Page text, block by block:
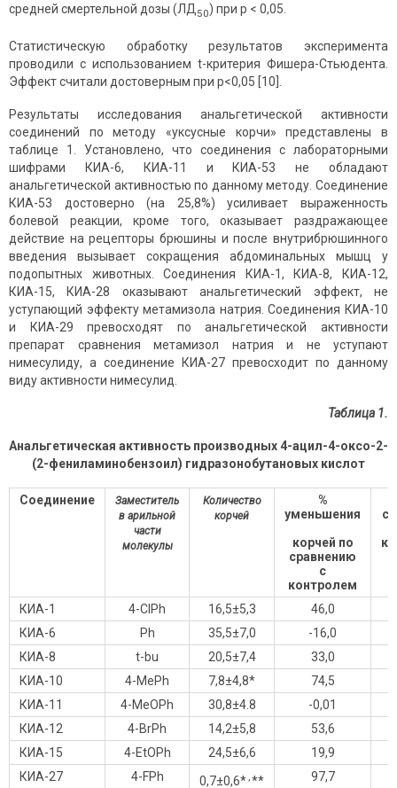
средней смертельной дозы (ЛД 50) при р < 0,05.
Статистическую обработку результатов эксперимента
проводили с использованием t-критерия Фишера-Стьюдента.
Эффект считали достоверным при p<0,05 [10].
Результаты исследования анальгетической активности
соединений по методу «уксусные корчи» представлены в
таблице 1. Установлено, что соединения с лабораторными
шифрами КИА-6, КИА-11 и КИА-53 не обладают
анальгетической активностью по данному методу. Соединение
КИА-53 достоверно (на 25,8%) усиливает выраженность
болевой реакции, кроме того, оказывает раздражающее
действие на рецепторы брюшины и после внутрибрюшинного
введения вызывает сокращения абдоминальных мышц у
подопытных животных. Соединения КИА-1, КИА-8, КИА-12,
КИА-15, КИА-28 оказывают анальгетический эффект, не
уступающий эффекту метамизола натрия. Соединения КИА-10
и КИА-29 превосходят по анальгетической активности
препарат сравнения метамизол натрия и не уступают
нимесулиду, а соединение КИА-27 превосходит по данному
виду активности нимесулид.
Таблица 1.
Анальгетическая активность производных 4-ацил-4-оксо-2-
(2-фениламинобензоил) гидразонобутановых кислот
Соединение
Заместитель
в арильной
части
молекулы
Количество
корчей
%
уменьшения
корчей по
сравнению
с
контролем
КИА-1 4-ClPh 16,5±5,3
46,0
КИА-6
Ph 35,5±7,0
-16,0
КИА-8
t-bu 20,5±7,4
33,0
КИА-10
4-MePh 7,8±4,8* 74,5
КИА-11
4-MeOPh 30,8±4.8
-0,01
КИА-12
4-BrPh 14,2±5,8
53,6
КИА-15
4-EtOPh 24,5±6,6
19,9
КИА-27
4-FPh 0,7±0,6* ** 97,7